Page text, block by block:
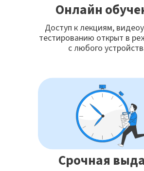
Онлайн
Доступ к лекциям,
тестированию открыт в
с любого
Срочная